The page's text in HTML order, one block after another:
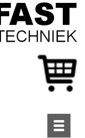
Toggle